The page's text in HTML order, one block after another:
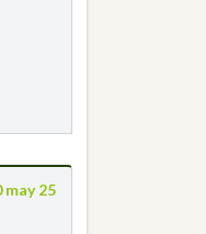
may 25